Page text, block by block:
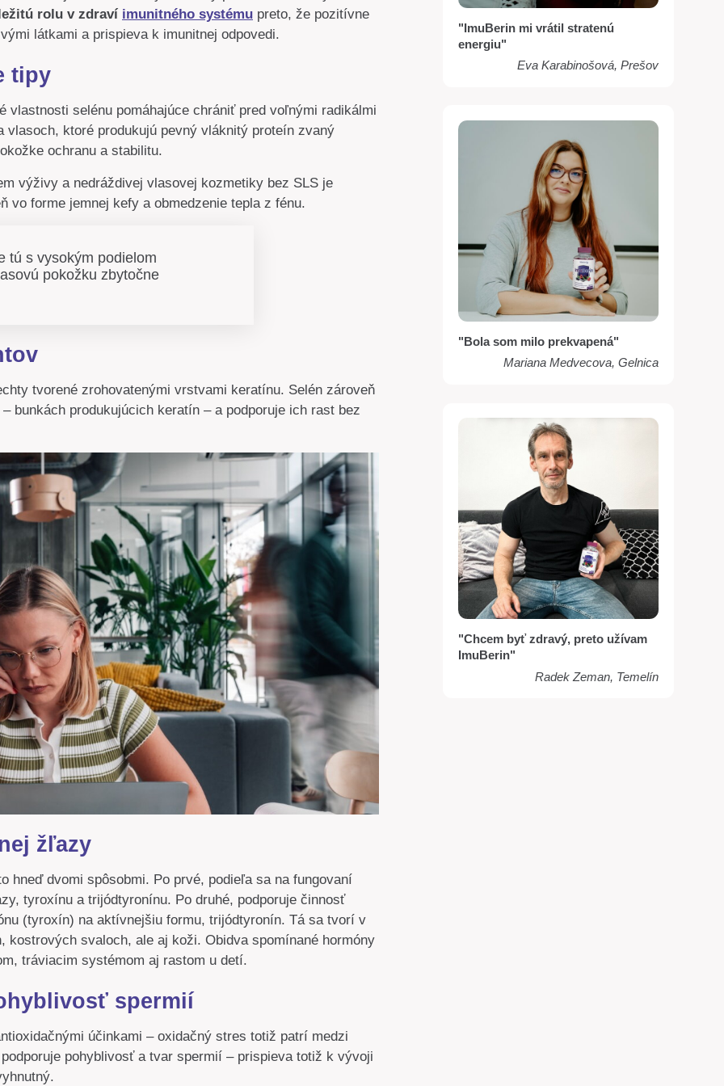
rolu v zdraví imunitného systému preto, že pozitívne
látkami a prispieva k imunitnej odpovedi.
tipy
vlastnosti selénu pomáhajúce chrániť pred voľnými radikálmi
ktoré produkujú pevný vláknitý proteín zvaný
ochranu a stabilitu.
výživy a nedráždivej vlasovej kozmetiky bez SLS je
vo forme jemnej kefy a obmedzenie tepla z fénu.
tú s vysokým podielom
pokožku zbytočne
tvorené zrohovatenými vrstvami keratínu. Selén zároveň
bunkách produkujúcich keratín – a podporuje ich rast bez
žľazy
hneď dvomi spôsobmi. Po prvé, podieľa sa na fungovaní
tyroxínu a trijódtyronínu. Po druhé, podporuje činnosť
(tyroxín) na aktívnejšiu formu, trijódtyronín. Tá sa tvorí v
svaloch, ale aj koži. Obidva spomínané hormóny
tráviacim systémom aj rastom u detí.
spermií
účinkami – oxidačný stres totiž patrí medzi
pohyblivosť a tvar spermií – prispieva totiž k vývoji
"ImuBerin mi vrátil stratenú
energiu"
Eva Karabinošová, Prešov
"Bola som milo prekvapená"
Mariana Medvecova, Gelnica
"Chcem byť zdravý, preto užívam
ImuBerin"
Radek Zeman, Temelín